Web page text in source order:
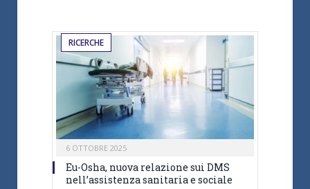
RICERCHE
6 OTTOBRE 2025
Eu-Osha, nuova relazione sui DMS
nell’assistenza sanitaria e sociale